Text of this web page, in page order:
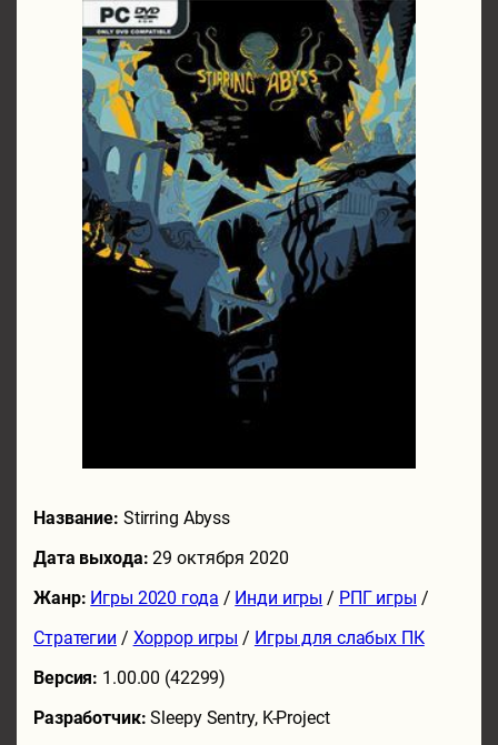
Название: Stirring Abyss
Дата выхода:29 октября 2020
Жанр: Игры 2020 года / Инди игры / РПГ игры /
Стратегии / Хоррор игры / Игры для слабых ПК
Версия: 1.00.00 (42299)
Разработчик:Sleepy Sentry, K-Project